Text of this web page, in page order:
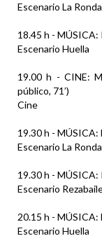
Escenario La Ronda
18.45 h - MÚSICA:
Escenario Huella
19.00 h - CINE:
público, 71’)
Cine
19.30 h - MÚSICA:
Escenario La Ronda
19.30 h - MÚSICA:
Escenario
20.15 h - MÚSICA:
Escenario Huella